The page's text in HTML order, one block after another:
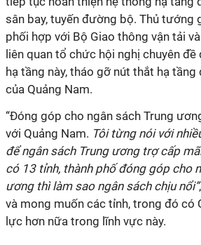
sân bay, tuyến đường bộ. Thủ tướng
phối hợp với Bộ Giao thông vận tải
liên quan tổ chức hội nghị chuyên đề
hạ tầng này, tháo gỡ nút thắt hạ
của Quảng Nam.
“Đóng góp cho ngân sách Trung
với Quảng Nam. Tôi từng nói với
để ngân sách Trung ương trợ cấp
có 13 tỉnh, thành phố đóng góp cho
ương thì làm sao ngân sách chịu nổi”
và mong muốn các tỉnh, trong đó có
lực hơn nữa trong lĩnh vực này.